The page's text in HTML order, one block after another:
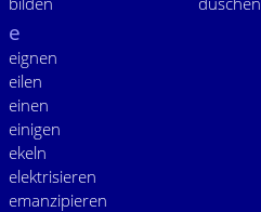
e
eignen
eilen
einen
einigen
ekeln
elektrisieren
emanzipieren